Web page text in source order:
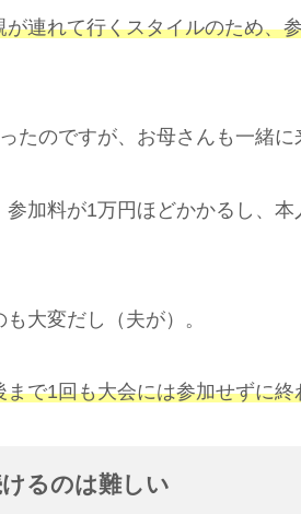
が連れて行くスタイルのため、
たのですが、お母さんも一緒に
加料が1万円ほどかかるし、本
大変だし（夫が）。
まで1回も大会には参加せずに終
るのは難しい